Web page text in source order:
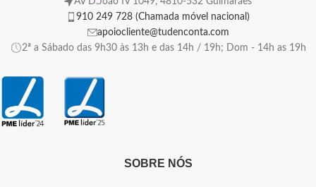
910 249 728 (Chamada móvel nacional)
apoiocliente@tudenconta.com
2ª a Sábado das 9h30 às 13h e das 14h / 19h; Dom - 14h as 19h
SOBRE NÓS